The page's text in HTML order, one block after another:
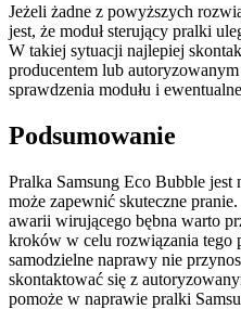
Jeżeli żadne z powyższych
jest, że moduł sterujący pralki
W takiej sytuacji najlepiej
producentem lub
sprawdzenia modułu i
Podsumowanie
Pralka Samsung Eco Bubble
może zapewnić skuteczne
awarii wirującego bębna warto
kroków w celu rozwiązania tego
samodzielne naprawy nie
skontaktować się z
pomoże w naprawie pralki